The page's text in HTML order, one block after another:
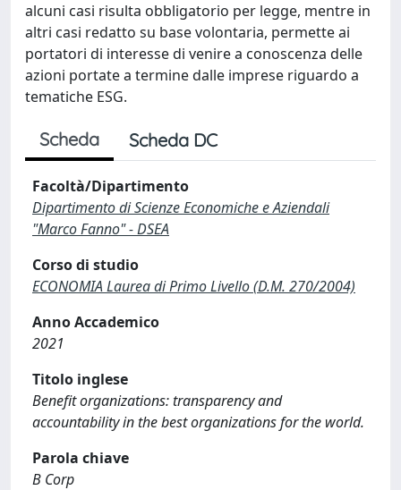
alcuni casi risulta obbligatorio per legge, mentre in
altri casi redatto su base volontaria, permette ai
portatori di interesse di venire a conoscenza delle
azioni portate a termine dalle imprese riguardo a
tematiche ESG.
Scheda Scheda DC
Facoltà/Dipartimento
Dipartimento di Scienze Economiche e Aziendali
"Marco Fanno" - DSEA
Corso di studio
ECONOMIA Laurea di Primo Livello (D.M. 270/2004)
Anno Accademico
2021
Titolo inglese
Benefit organizations: transparency and
accountability in the best organizations for the world.
Parola chiave
B Corp